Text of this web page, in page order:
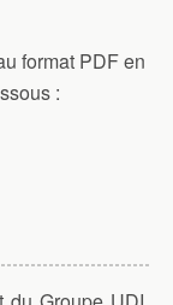
format PDF en
: